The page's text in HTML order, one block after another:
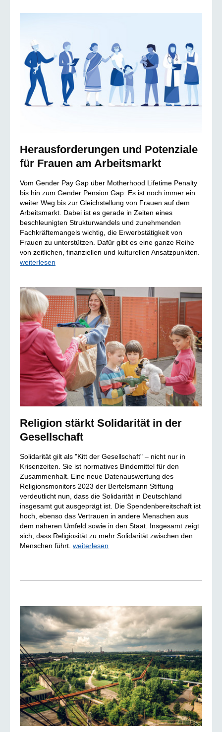
Herausforderungen und Potenziale
für Frauen am Arbeitsmarkt
Vom Gender Pay Gap über Motherhood Lifetime Penalty
bis hin zum Gender Pension Gap: Es ist noch immer ein
weiter Weg bis zur Gleichstellung von Frauen auf dem
Arbeitsmarkt. Dabei ist es gerade in Zeiten eines
beschleunigten Strukturwandels und zunehmenden
Fachkräftemangels wichtig, die Erwerbstätigkeit von
Frauen zu unterstützen. Dafür gibt es eine ganze Reihe
von zeitlichen, finanziellen und kulturellen Ansatzpunkten.
weiterlesen
Religion stärkt Solidarität in der
Gesellschaft
Solidarität gilt als "Kitt der Gesellschaft" – nicht nur in
Krisenzeiten. Sie ist normatives Bindemittel für den
Zusammenhalt. Eine neue Datenauswertung des
Religionsmonitors 2023 der Bertelsmann Stiftung
verdeutlicht nun, dass die Solidarität in Deutschland
insgesamt gut ausgeprägt ist. Die Spendenbereitschaft ist
hoch, ebenso das Vertrauen in andere Menschen aus
dem näheren Umfeld sowie in den Staat. Insgesamt zeigt
sich, dass Religiosität zu mehr Solidarität zwischen den
Menschen führt. weiterlesen